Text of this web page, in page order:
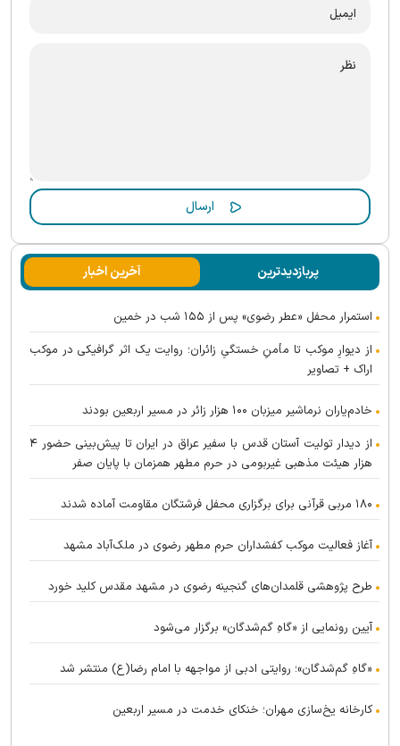
پربازدیدترین آخرین اخبار
استمرار محفل «عطر رضوی» پس از ۱۵۵ شب در خمین
از دیوارِ موکب تا مأمنِ خستگیِ زائران؛ روایت یک اثر گرافیکی در موکب
اراک + تصاویر
خادم‌یاران نرماشیر میزبان ۱۰۰ هزار زائر در مسیر اربعین بودند
از دیدار تولیت آستان قدس با سفیر عراق در ایران تا پیش‌بینی حضور ۴
هزار هیئت مذهبی غیربومی در حرم مطهر همزمان با پایان صفر
۱۸۰ مربی قرآنی برای برگزاری محفل فرشتگان مقاومت آماده شدند
آغاز فعالیت موکب کفشداران حرم مطهر رضوی در ملک‌آباد مشهد
طرح پژوهشی قلمدان‌های گنجینه رضوی در مشهد مقدس کلید خورد
آیین رونمایی از «گاهِ گم‌شدگان» برگزار می‌شود
«گاهِ گم‌شدگان»؛ روایتی ادبی از مواجهه با امام رضا(ع) منتشر شد
کارخانه یخ‌سازی مهران؛ خنکای خدمت در مسیر اربعین